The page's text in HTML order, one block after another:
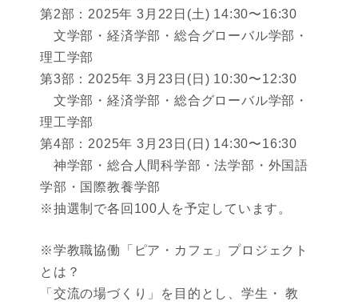
第2部：2025年 3月22日(土) 14:30〜16:30
文学部・経済学部・総合グローバル学部・
理工学部
第3部：2025年 3月23日(日) 10:30〜12:30
文学部・経済学部・総合グローバル学部・
理工学部
第4部：2025年 3月23日(日) 14:30〜16:30
神学部・総合人間科学部・法学部・外国語
学部・国際教養学部
※抽選制で各回100人を予定しています。
※学教職協働「ピア・カフェ」プロジェクト
とは？
「交流の場づくり」を目的とし、学生・ 教